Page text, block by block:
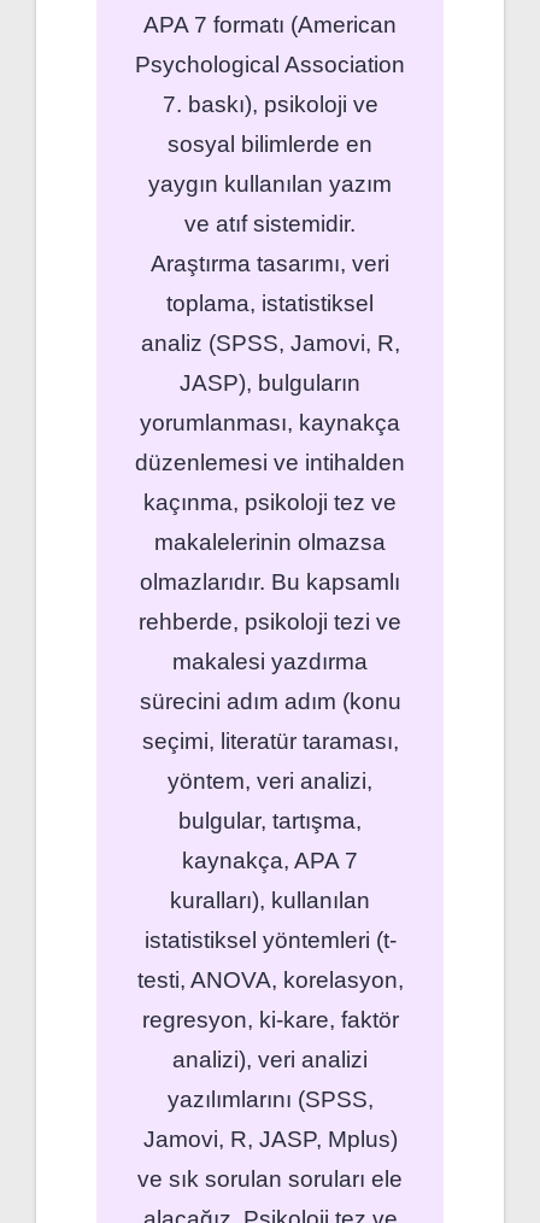
APA 7 formatı (American
Psychological Association
7. baskı), psikoloji ve
sosyal bilimlerde en
yaygın kullanılan yazım
ve atıf sistemidir.
Araştırma tasarımı, veri
toplama, istatistiksel
analiz (SPSS, Jamovi, R,
JASP), bulguların
yorumlanması, kaynakça
düzenlemesi ve intihalden
kaçınma, psikoloji tez ve
makalelerinin olmazsa
olmazlarıdır. Bu kapsamlı
rehberde, psikoloji tezi ve
makalesi yazdırma
sürecini adım adım (konu
seçimi, literatür taraması,
yöntem, veri analizi,
bulgular, tartışma,
kaynakça, APA 7
kuralları), kullanılan
istatistiksel yöntemleri (t-
testi, ANOVA, korelasyon,
regresyon, ki-kare, faktör
analizi), veri analizi
yazılımlarını (SPSS,
Jamovi, R, JASP, Mplus)
ve sık sorulan soruları ele